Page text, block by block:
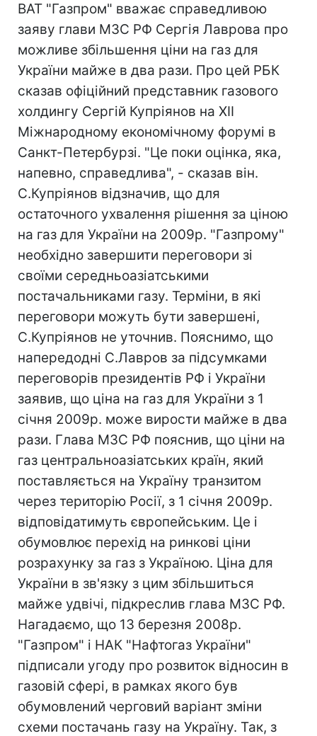
ВАТ "Газпром" вважає справедливою
заяву глави МЗС РФ Сергія Лаврова про
можливе збільшення ціни на газ для
України майже в два рази. Про цей РБК
сказав офіційний представник газового
холдингу Сергій Купріянов на XII
Міжнародному економічному форумі в
Санкт-Петербурзі. "Це поки оцінка, яка,
напевно, справедлива", - сказав він.
С.Купріянов відзначив, що для
остаточного ухвалення рішення за ціною
на газ для України на 2009р. "Газпрому"
необхідно завершити переговори зі
своїми середньоазіатськими
постачальниками газу. Терміни, в які
переговори можуть бути завершені,
С.Купріянов не уточнив. Пояснимо, що
напередодні С.Лавров за підсумками
переговорів президентів РФ і України
заявив, що ціна на газ для України з 1
січня 2009р. може вирости майже в два
рази. Глава МЗС РФ пояснив, що ціни на
газ центральноазіатських країн, який
поставляється на Україну транзитом
через територію Росії, з 1 січня 2009р.
відповідатимуть європейським. Це і
обумовлює перехід на ринкові ціни
розрахунку за газ з Україною. Ціна для
України в зв'язку з цим збільшиться
майже удвічі, підкреслив глава МЗС РФ.
Нагадаємо, що 13 березня 2008р.
"Газпром" і НАК "Нафтогаз України"
підписали угоду про розвиток відносин в
газовій сфері, в рамках якого був
обумовлений черговий варіант зміни
схеми постачань газу на Україну. Так, з